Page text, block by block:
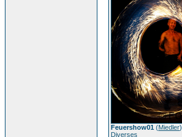
Feuershow01 (Miedler)
Diverses